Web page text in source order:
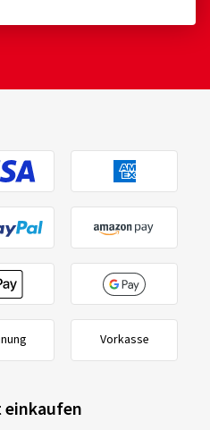
Vorkasse
einkaufen